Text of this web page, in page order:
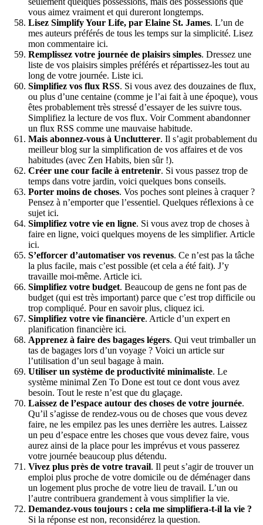
vous aimez vraiment et qui dureront longtemps.
Lisez Simplify Your Life, par Elaine St. James. L’un de
mes auteurs préférés de tous les temps sur la simplicité. Lisez
mon commentaire ici.
Remplissez votre journée de plaisirs simples. Dressez une
liste de vos plaisirs simples préférés et répartissez-les tout au
long de votre journée. Liste ici.
Simplifiez vos flux RSS. Si vous avez des douzaines de flux,
ou plus d’une centaine (comme je l’ai fait à une époque), vous
êtes probablement très stressé d’essayer de les suivre tous.
Simplifiez la lecture de vos flux. Voir Comment abandonner
un flux RSS comme une mauvaise habitude.
Mais abonnez-vous à Unclutterer. Il s’agit probablement du
meilleur blog sur la simplification de vos affaires et de vos
habitudes (avec Zen Habits, bien sûr !).
Créer une cour facile à entretenir. Si vous passez trop de
temps dans votre jardin, voici quelques bons conseils.
Porter moins de choses. Vos poches sont pleines à craquer ?
Pensez à n’emporter que l’essentiel. Quelques réflexions à ce
sujet ici.
Simplifiez votre vie en ligne. Si vous avez trop de choses à
faire en ligne, voici quelques moyens de les simplifier. Article
ici.
S’efforcer d’automatiser vos revenus. Ce n’est pas la tâche
la plus facile, mais c’est possible (et cela a été fait). J’y
travaille moi-même. Article ici.
Simplifiez votre budget. Beaucoup de gens ne font pas de
budget (qui est très important) parce que c’est trop difficile ou
trop compliqué. Pour en savoir plus, cliquez ici.
Simplifiez votre vie financière. Article d’un expert en
planification financière ici.
Apprenez à faire des bagages légers. Qui veut trimballer un
tas de bagages lors d’un voyage ? Voici un article sur
l’utilisation d’un seul bagage à main.
Utiliser un système de productivité minimaliste. Le
système minimal Zen To Done est tout ce dont vous avez
besoin. Tout le reste n’est que du glaçage.
Laissez de l’espace autour des choses de votre journée.
Qu’il s’agisse de rendez-vous ou de choses que vous devez
faire, ne les empilez pas les unes derrière les autres. Laissez
un peu d’espace entre les choses que vous devez faire, vous
aurez ainsi de la place pour les imprévus et vous passerez
votre journée beaucoup plus détendu.
Vivez plus près de votre travail. Il peut s’agir de trouver un
emploi plus proche de votre domicile ou de déménager dans
un logement plus proche de votre lieu de travail. L’un ou
l’autre contribuera grandement à vous simplifier la vie.
Demandez-vous toujours : cela me simplifiera-t-il la vie ?
Si la réponse est non, reconsidérez la question.